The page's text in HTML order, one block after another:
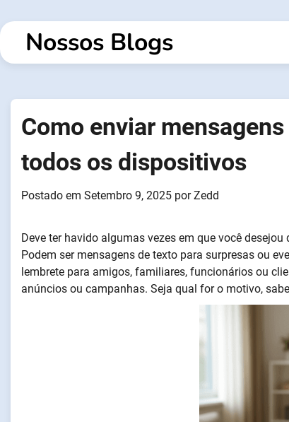
para
conteúdoNossos Blogs
Como enviar
todos os dispositivos
Postado em Setembro 9, 2025 porZedd
Deve ter havido algumas vezes em que você
Podem ser mensagens de texto para surpresas ou
lembrete para amigos, familiares, funcionários ou
anúncios ou campanhas. Seja qual for o motivo,